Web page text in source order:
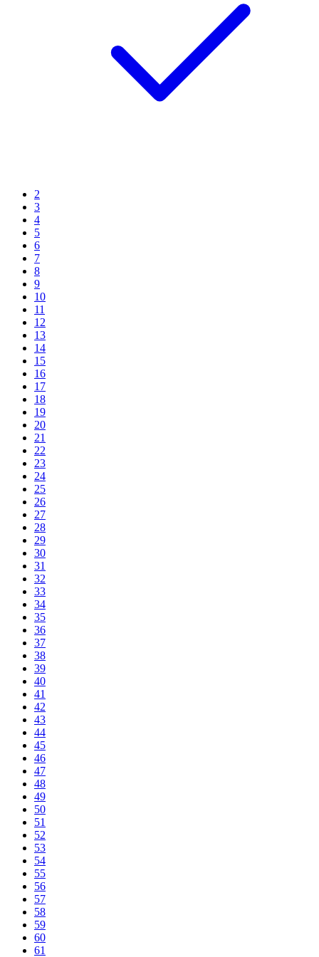
2
3
4
5
6
7
8
9
10
11
12
13
14
15
16
17
18
19
20
21
22
23
24
25
26
27
28
29
30
31
32
33
34
35
36
37
38
39
40
41
42
43
44
45
46
47
48
49
50
51
52
53
54
55
56
57
58
59
60
61